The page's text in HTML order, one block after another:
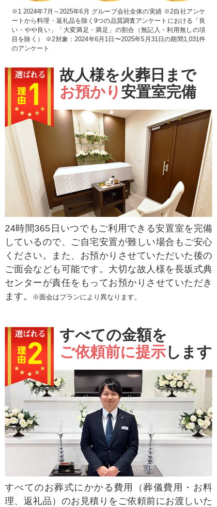
※1 2024年7月～2025年6月 グループ会社全体の実績 ※2自社アンケ
ートから料理・返礼品を除く9つの品質調査アンケートにおける「良
い・やや良い」「大変満足・満足」の割合（無記入・利用無しの項
目を除く） ※2対象：2024年6月1日〜2025年5月31日の期間1,031件
のアンケート
故人様を火葬日まで
お預かり 安置室完備
24時間365日いつでもご利用できる安置室を完備
しているので、ご自宅安置が難しい場合もご安心
ください。また、お預かりさせていただいた後の
ご面会なども可能です。大切な故人様を長坂式典
センターが責任をもってお預かりさせていただき
ます。
※面会はプランにより異なります。
すべての金額を
ご依頼前に提示します
すべてのお葬式にかかる費用（葬儀費用・お料
理、返礼品）のお見積りをご依頼前にお渡しいた